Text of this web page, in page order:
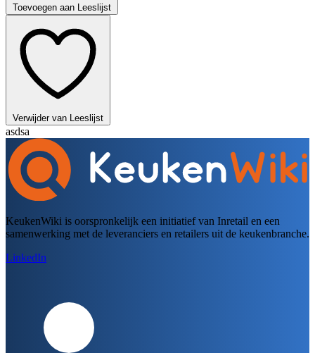
Toevoegen aan Leeslijst
Verwijder van Leeslijst
asdsa
KeukenWiki is oorspronkelijk een initiatief van Inretail en een
samenwerking met de leveranciers en retailers uit de keukenbranche.
LinkedIn